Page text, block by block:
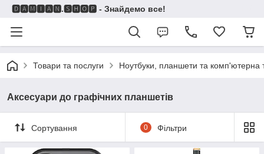
🅳🅰🅼🅸🅰🅽.🆂🅷🅾🅿 - Знайдемо все!
Товари та послуги Ноутбуки, планшети та комп'ютерна
Аксесуари дo графічних планшетів
Сортування 0 Фільтри